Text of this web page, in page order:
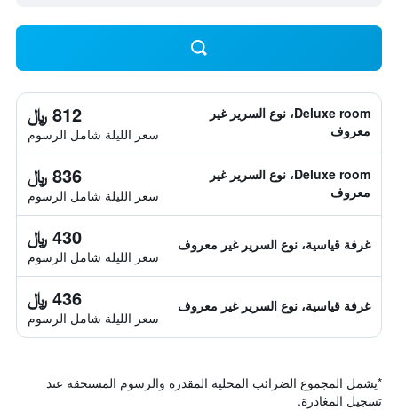
Deluxe room، نوع السرير غير
معروف
812 ﷼
سعر الليلة شامل الرسوم
Deluxe room، نوع السرير غير
معروف
836 ﷼
سعر الليلة شامل الرسوم
غرفة قياسية، نوع السرير غير معروف 430 ﷼
سعر الليلة شامل الرسوم
غرفة قياسية، نوع السرير غير معروف 436 ﷼
سعر الليلة شامل الرسوم
*يشمل المجموع الضرائب المحلية المقدرة والرسوم المستحقة عند
تسجيل المغادرة.